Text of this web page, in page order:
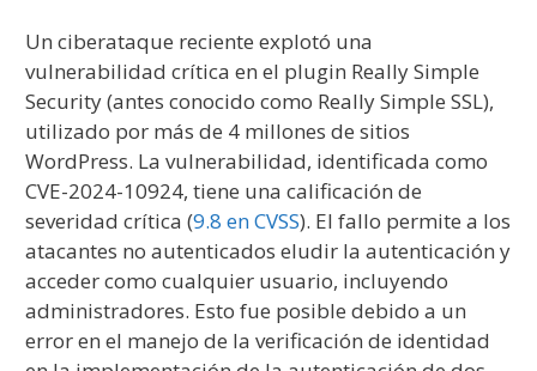
Un ciberataque reciente explotó una
vulnerabilidad crítica en el plugin Really Simple
Security (antes conocido como Really Simple SSL),
utilizado por más de 4 millones de sitios
WordPress. La vulnerabilidad, identificada como
CVE-2024-10924, tiene una calificación de
severidad crítica (9.8 en CVSS). El fallo permite a los
atacantes no autenticados eludir la autenticación y
acceder como cualquier usuario, incluyendo
administradores. Esto fue posible debido a un
error en el manejo de la verificación de identidad